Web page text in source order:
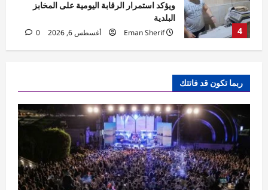
5
مشروعات دعم المنظومة الأمنية
Rabab khaled
0
مهرجان الصيف الدولي بمكتبة الإسكندرية
ينطلق بحفل جماهيري لـ«مسار إجباري»
Eman Sherif
أغسطس 6, 2026 0
2
محافظات
محافظ الغربية يتابع حملات النظافة.. رفع 935
طنًا من بؤر المخلفات
Eman Sherif
أغسطس 6, 2026 0
ربما تكون قد فاتتك